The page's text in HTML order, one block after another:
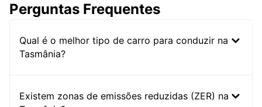
Perguntas Frequentes
Qual é o melhor tipo de carro para conduzir na
Tasmânia?
Existem zonas de emissões reduzidas (ZER) na